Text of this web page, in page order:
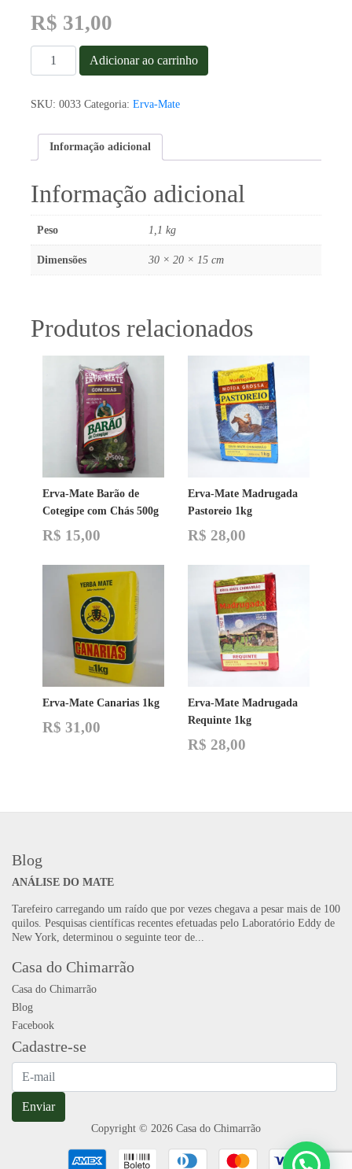
R$ 31,00
Erva-
Mate
Cotegipe
1kg
quantidade
Adicionar ao carrinho
SKU: 0033 Categoria: Erva-Mate
Informação adicional
Informação adicional
Peso 1,1 kg
Dimensões 30 × 20 × 15 cm
Produtos relacionados
Erva-Mate Barão de
Cotegipe com Chás 500g
R$ 15,00
Erva-Mate Madrugada
Pastoreio 1kg
R$ 28,00
Erva-Mate Canarias 1kg
R$ 31,00
Erva-Mate Madrugada
Requinte 1kg
R$ 28,00
Blog
ANÁLISE DO MATE
Tarefeiro carregando um raído que por vezes chegava a pesar mais de 100
quilos. Pesquisas científicas recentes efetuadas pelo Laboratório Eddy de
New York, determinou o seguinte teor de...
Casa do Chimarrão
Casa do Chimarrão
Blog
Facebook
Cadastre-se
Enviar
Copyright © 2026 Casa do Chimarrão